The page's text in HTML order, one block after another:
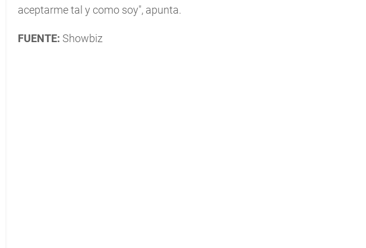
aceptarme tal y como soy", apunta.
FUENTE: Showbiz